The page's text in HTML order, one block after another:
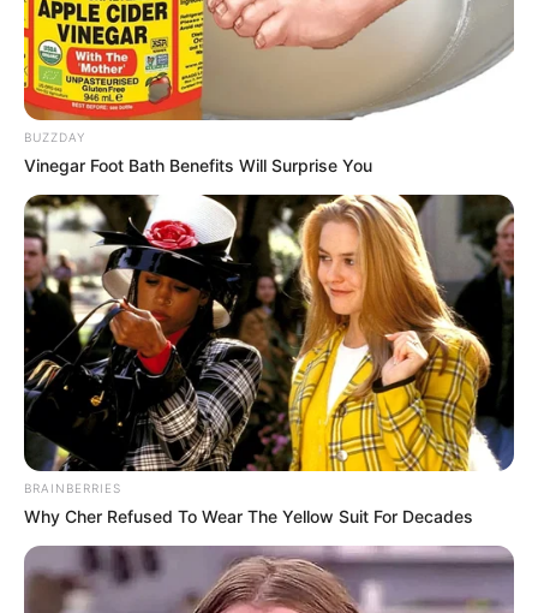
BUZZDAY
Vinegar Foot Bath Benefits Will Surprise You
BRAINBERRIES
Why Cher Refused To Wear The Yellow Suit For Decades